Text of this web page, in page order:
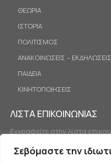
Σεβόμαστε την
ΘΕΩΡΙΑ
ΙΣΤΟΡΙΑ
ΠΟΛΙΤΙΣΜΟΣ
ΑΝΑΚΟΙΝΩΣΕΙΣ – ΕΚΔΗΛΩΣΕΙΣ
ΠΑΙΔΕΙΑ
ΚΙΝΗΤΟΠΟΙΗΣΕΙΣ
ΛΙΣΤΑ ΕΠΙΚΟΙΝΩΝΙΑΣ
Εγγραφείτε στην λίστα